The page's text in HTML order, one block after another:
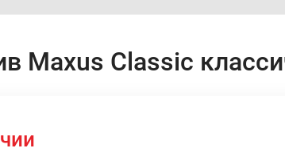
Maxus Classic